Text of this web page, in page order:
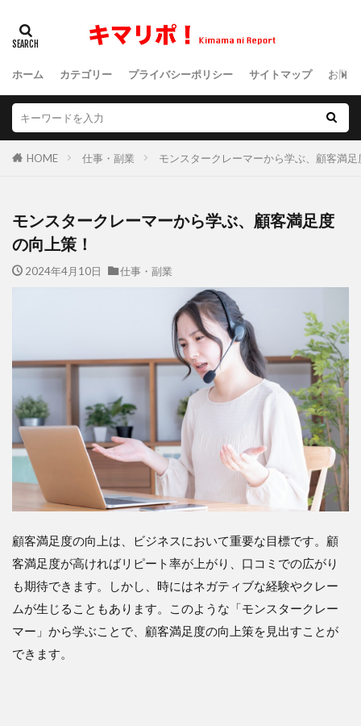
ホーム カテゴリー プライバシーポリシー サイトマップ お問
HOME 仕事・副業 モンスタークレーマーから学ぶ、顧客満
モンスタークレーマーから学ぶ、顧客満足度
の向上策！
2024年4月10日 仕事・副業
顧客満足度の向上は、ビジネスにおいて重要な目標です。顧
客満足度が高ければリピート率が上がり、口コミでの広がり
も期待できます。しかし、時にはネガティブな経験やクレー
ムが生じることもあります。このような「モンスタークレー
マー」から学ぶことで、顧客満足度の向上策を見出すことが
できます。